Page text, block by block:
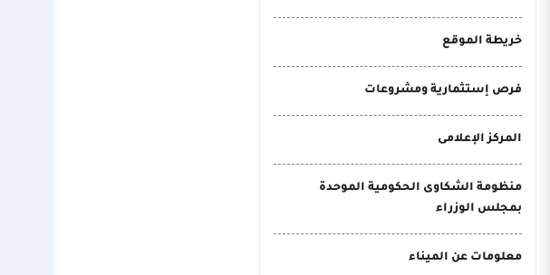
خريطة الموقع
فرص إستثمارية ومشروعات
المركز الإعلامى
منظومة الشكاوى الحكومية الموحدة
بمجلس الوزراء
معلومات عن الميناء